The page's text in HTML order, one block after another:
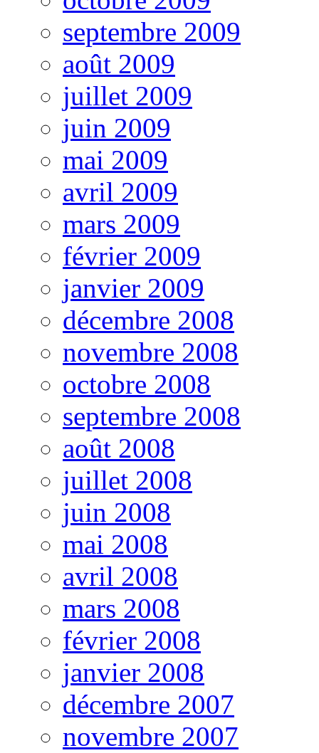
septembre 2009
août 2009
juillet 2009
juin 2009
mai 2009
avril 2009
mars 2009
février 2009
janvier 2009
décembre 2008
novembre 2008
octobre 2008
septembre 2008
août 2008
juillet 2008
juin 2008
mai 2008
avril 2008
mars 2008
février 2008
janvier 2008
décembre 2007
novembre 2007